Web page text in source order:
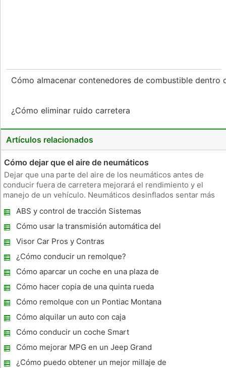
Cómo almacenar contenedores de combustible dentro
¿Cómo eliminar ruido carretera
Artículos relacionados
Cómo dejar que el aire de neumáticos
Dejar que una parte del aire de los neumáticos antes de
conducir fuera de carretera mejorará el rendimiento y el
manejo de un vehículo. Neumáticos desinflados sentar más
superficie de agarre al camino. La tracción extra hace que sea
más fácil
ABS y control de tracción Sistemas
Cómo usar la transmisión automática del
coche
Visor Car Pros y Contras
¿Cómo conducir un remolque?
Cómo aparcar un coche en una plaza de
aparcamiento
Cómo hacer copia de una quinta rueda
remolques
Cómo remolque con un Pontiac Montana
Van en Overdrive 2001
Cómo alquilar un auto con caja
Cómo conducir un coche Smart
Cómo mejorar MPG en un Jeep Grand
Cherokee
¿Cómo puedo obtener un mejor millaje de